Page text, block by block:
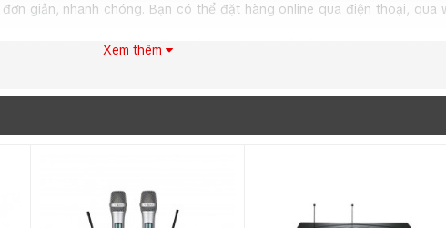
giản, nhanh chóng. Bạn có thể đặt hàng online qua điện thoại, qua
là giao hàng tận nhà, hỗ trợ lắp đặt và có thể đổi trả hàng trong thời
tôi luôn dành cho mỗi khách hàng ưu đãi và những món quà tặng
Xem thêm